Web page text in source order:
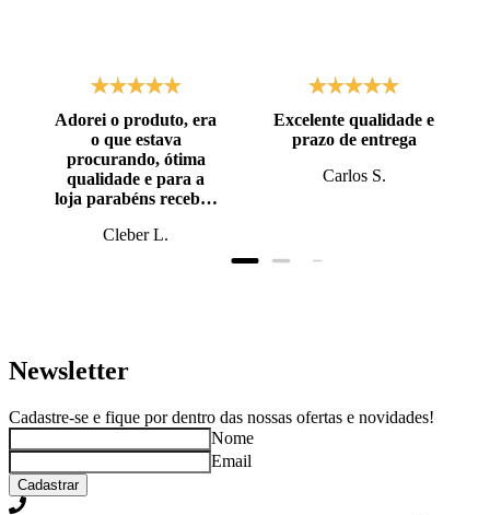
Adorei o produto, era
o que estava
procurando, ótima
qualidade e para a
loja parabéns recebi o
prazo, super bem
Cleber L.
Excelente qualidade e
prazo de entrega
Carlos S.
Newsletter
Cadastre-se e fique por dentro das nossas ofertas e novidades!
Nome
Email
Cadastrar